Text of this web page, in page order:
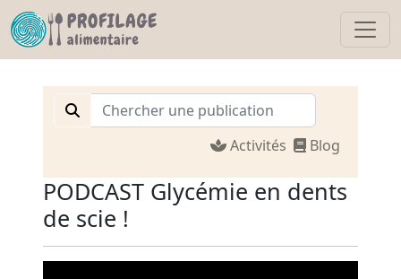
Activités Blog
PODCAST Glycémie en dents
de scie !